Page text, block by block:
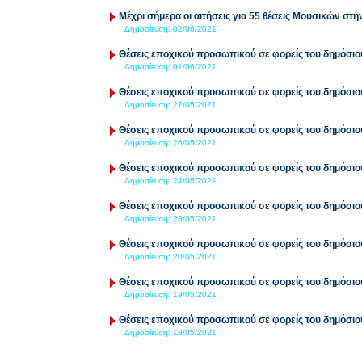
Μέχρι σήμερα οι αιτήσεις για 55 θέσεις Μουσικών
Δημοσίευση: 02/06/2021
Θέσεις εποχικού προσωπικού σε φορείς του
Δημοσίευση: 01/06/2021
Θέσεις εποχικού προσωπικού σε φορείς του
Δημοσίευση: 27/05/2021
Θέσεις εποχικού προσωπικού σε φορείς του
Δημοσίευση: 26/05/2021
Θέσεις εποχικού προσωπικού σε φορείς του
Δημοσίευση: 24/05/2021
Θέσεις εποχικού προσωπικού σε φορείς του
Δημοσίευση: 23/05/2021
Θέσεις εποχικού προσωπικού σε φορείς του
Δημοσίευση: 20/05/2021
Θέσεις εποχικού προσωπικού σε φορείς του
Δημοσίευση: 19/05/2021
Θέσεις εποχικού προσωπικού σε φορείς του
Δημοσίευση: 18/05/2021